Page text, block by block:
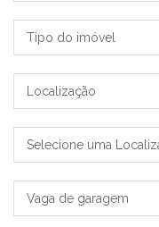
imóvel
Tipo
do
imóvel
Localização
Bairro
Vaga
de